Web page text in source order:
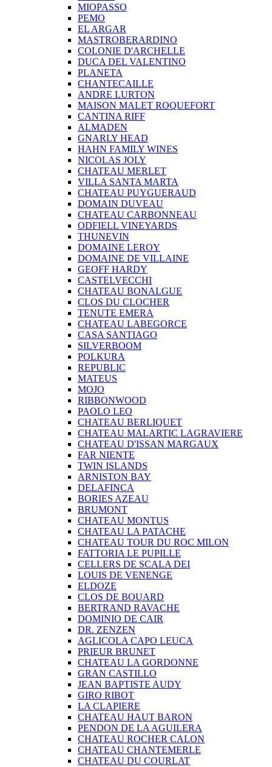
MIOPASSO
PEMO
EL ARGAR
MASTROBERARDINO
COLONIE D'ARCHELLE
DUCA DEL VALENTINO
PLANETA
CHANTECAILLE
ANDRE LURTON
MAISON MALET ROQUEFORT
CANTINA RIFF
ALMADEN
GNARLY HEAD
HAHN FAMILY WINES
NICOLAS JOLY
CHATEAU MERLET
VILLA SANTA MARTA
CHATEAU PUYGUERAUD
DOMAIN DUVEAU
CHATEAU CARBONNEAU
ODFIELL VINEYARDS
THUNEVIN
DOMAINE LEROY
DOMAINE DE VILLAINE
GEOFF HARDY
CASTELVECCHI
CHATEAU BONALGUE
CLOS DU CLOCHER
TENUTE EMERA
CHATEAU LABEGORCE
CASA SANTIAGO
SILVERBOOM
POLKURA
REPUBLIC
MATEUS
MOJO
RIBBONWOOD
PAOLO LEO
CHATEAU BERLIQUET
CHATEAU MALARTIC LAGRAVIERE
CHATEAU D'ISSAN MARGAUX
FAR NIENTE
TWIN ISLANDS
ARNISTON BAY
DELAFINCA
BORIES AZEAU
BRUMONT
CHATEAU MONTUS
CHATEAU LA PATACHE
CHATEAU TOUR DU ROC MILON
FATTORIA LE PUPILLE
CELLERS DE SCALA DEI
LOUIS DE VENENGE
ELDOZE
CLOS DE BOUARD
BERTRAND RAVACHE
DOMINIO DE CAIR
DR. ZENZEN
AGLICOLA CAPO LEUCA
PRIEUR BRUNET
CHATEAU LA GORDONNE
GRAN CASTILLO
JEAN BAPTISTE AUDY
GIRO RIBOT
LA CLAPIERE
CHATEAU HAUT BARON
PENDON DE LA AGUILERA
CHATEAU ROCHER CALON
CHATEAU CHANTEMERLE
CHATEAU DU COURLAT